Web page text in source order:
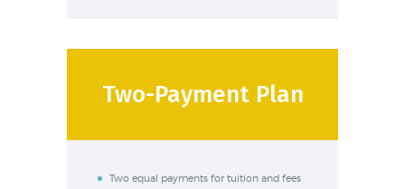
Two-Payment Plan
Two equal payments for tuition and fees